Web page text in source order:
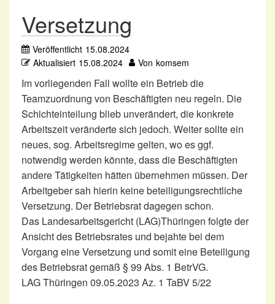
Versetzung
Veröffentlicht 15.08.2024
Aktualisiert 15.08.2024 Von komsem
Im vorliegenden Fall wollte ein Betrieb die
Teamzuordnung von Beschäftigten neu regeln. Die
Schichteinteilung blieb unverändert, die konkrete
Arbeitszeit veränderte sich jedoch. Weiter sollte ein
neues, sog. Arbeitsregime gelten, wo es ggf.
notwendig werden könnte, dass die Beschäftigten
andere Tätigkeiten hätten übernehmen müssen. Der
Arbeitgeber sah hierin keine beteiligungsrechtliche
Versetzung. Der Betriebsrat dagegen schon.
Das Landesarbeitsgericht (LAG)Thüringen folgte der
Ansicht des Betriebsrates und bejahte bei dem
Vorgang eine Versetzung und somit eine Beteiligung
des Betriebsrat gemäß § 99 Abs. 1 BetrVG.
LAG Thüringen 09.05.2023 Az. 1 TaBV 5/22